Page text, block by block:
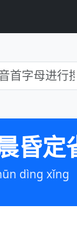
昏定
dìng xǐng